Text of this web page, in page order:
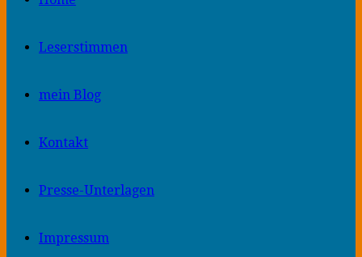
Leserstimmen
mein Blog
Kontakt
Presse-Unterlagen
Impressum